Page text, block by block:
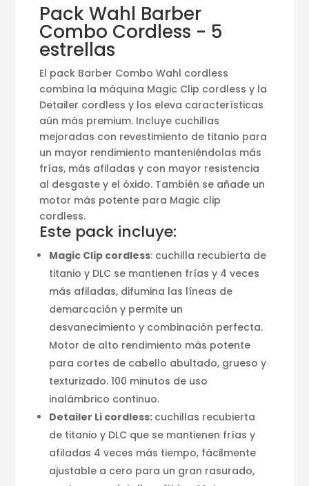
Pack Wahl Barber
Combo Cordless - 5
estrellas
El pack Barber Combo Wahl cordless
combina la máquina Magic Clip cordless y la
Detailer cordless y los eleva características
aún más premium. Incluye cuchillas
mejoradas con revestimiento de titanio para
un mayor rendimiento manteniéndolas más
frías, más afiladas y con mayor resistencia
al desgaste y el óxido. También se añade un
motor más potente para Magic clip
cordless.
Este pack incluye:
Magic Clip cordless: cuchilla recubierta de
titanio y DLC se mantienen frías y 4 veces
más afiladas, difumina las líneas de
demarcación y permite un
desvanecimiento y combinación perfecta.
Motor de alto rendimiento más potente
para cortes de cabello abultado, grueso y
texturizado. 100 minutos de uso
inalámbrico continuo.
Detailer Li cordless: cuchillas recubierta
de titanio y DLC que se mantienen frías y
afiladas 4 veces más tiempo, fácilmente
ajustable a cero para un gran rasurado,